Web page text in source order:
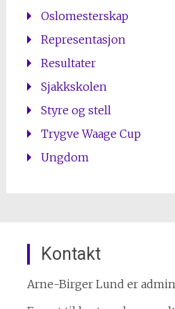
Oslomesterskap
Representasjon
Resultater
Sjakkskolen
Styre og stell
Trygve Waage Cup
Ungdom
Kontakt
Arne-Birger Lund er